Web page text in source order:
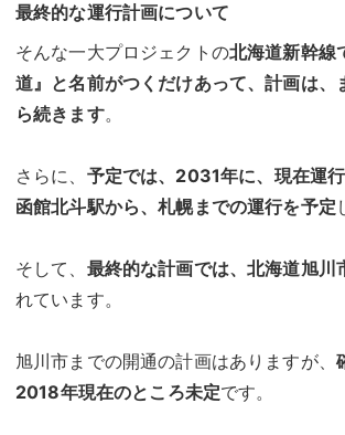
最終的な運行計画について
そんな一大プロジェクトの北海道新幹線
道』と名前がつくだけあって、計画は、
ら続きます。
さらに、 予定では、2031年に、現在運
函館北斗駅から、札幌までの運行を予定
そして、 最終的な計画では、北海道旭川
れています。
旭川市までの開通の計画はありますが、
2018年現在のところ未定です。